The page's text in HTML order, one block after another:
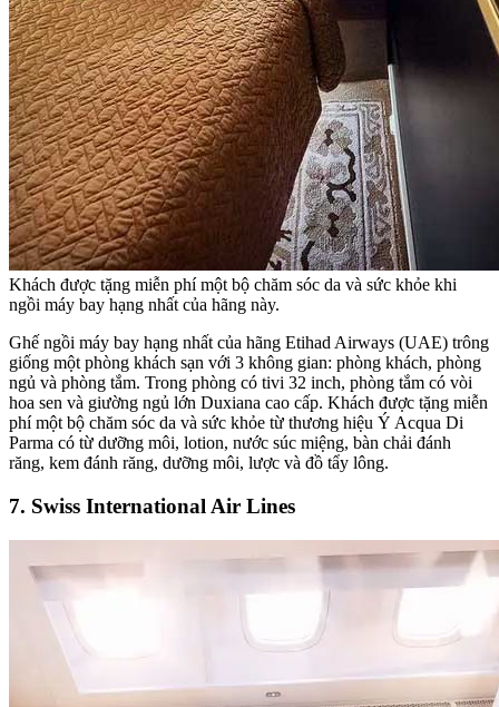
Khách được tặng miễn phí một bộ chăm sóc da và sức khỏe khi
ngồi máy bay hạng nhất của hãng này.
Ghế ngồi máy bay hạng nhất của hãng Etihad Airways (UAE) trông
giống một phòng khách sạn với 3 không gian: phòng khách, phòng
ngủ và phòng tắm. Trong phòng có tivi 32 inch, phòng tắm có vòi
hoa sen và giường ngủ lớn Duxiana cao cấp. Khách được tặng miễn
phí một bộ chăm sóc da và sức khỏe từ thương hiệu Ý Acqua Di
Parma có từ dưỡng môi, lotion, nước súc miệng, bàn chải đánh
răng, kem đánh răng, dưỡng môi, lược và đồ tẩy lông.
7. Swiss International Air Lines